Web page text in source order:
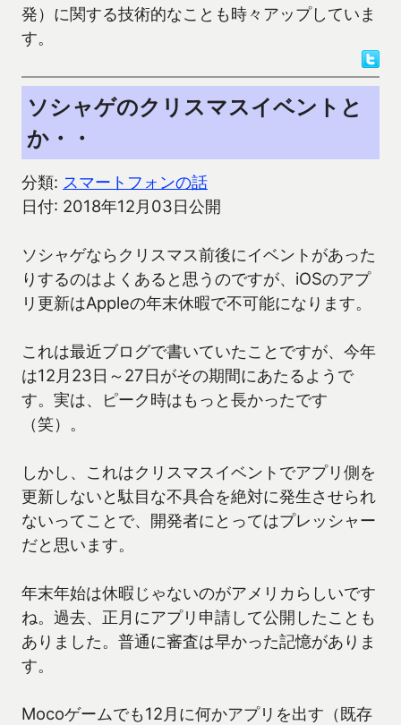
発）に関する技術的なことも時々アップしていま
す。
ソシャゲのクリスマスイベントと
か・・
分類: スマートフォンの話
日付: 2018年12月03日公開
ソシャゲならクリスマス前後にイベントがあった
りするのはよくあると思うのですが、iOSのアプ
リ更新はAppleの年末休暇で不可能になります。
これは最近ブログで書いていたことですが、今年
は12月23日～27日がその期間にあたるようで
す。実は、ピーク時はもっと長かったです
（笑）。
しかし、これはクリスマスイベントでアプリ側を
更新しないと駄目な不具合を絶対に発生させられ
ないってことで、開発者にとってはプレッシャー
だと思います。
年末年始は休暇じゃないのがアメリカらしいです
ね。過去、正月にアプリ申請して公開したことも
ありました。普通に審査は早かった記憶がありま
す。
Mocoゲームでも12月に何かアプリを出す（既存